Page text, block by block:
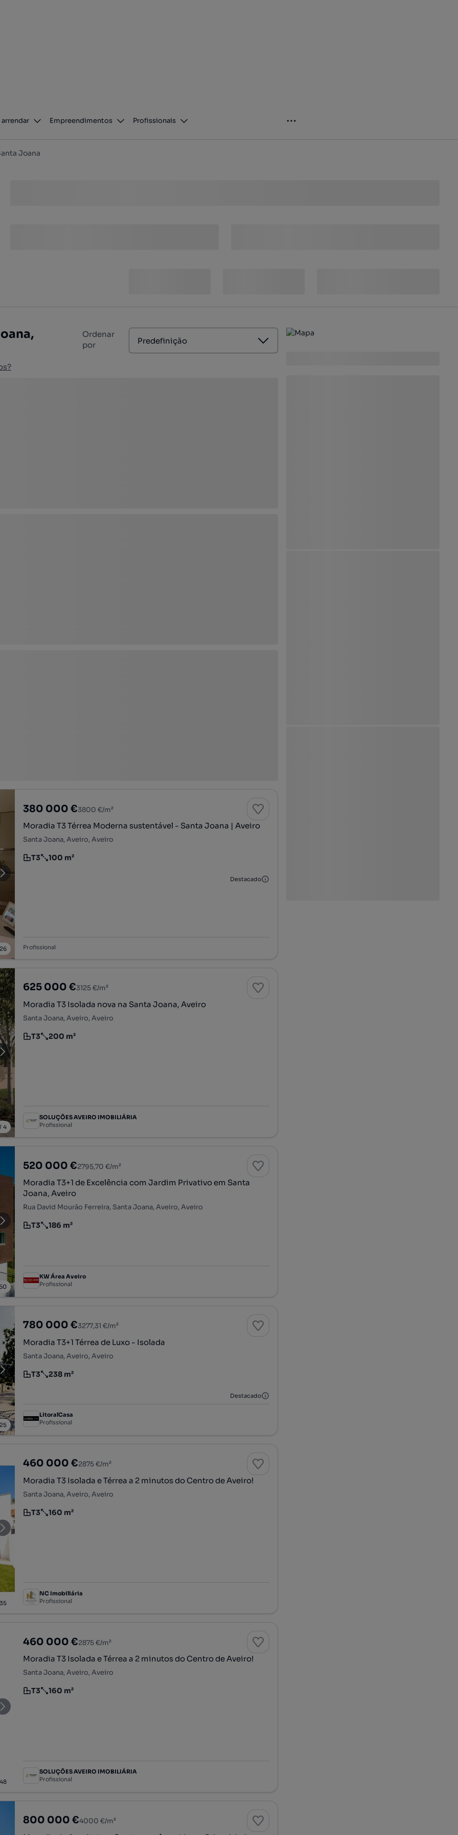
arrendar Empreendimentos Profissionais
Joana
Ordenar
por
Predefinição
26
380 000 €3800 €/m²
Moradia T3 Térrea Moderna sustentável - Santa Joana | Aveiro
Santa Joana, Aveiro, Aveiro
Tipologia
T3
Preço por metro quadrado
100 m²
Destacado
Profissional
4
625 000 €3125 €/m²
Moradia T3 Isolada nova na Santa Joana, Aveiro
Santa Joana, Aveiro, Aveiro
Tipologia
T3
Preço por metro quadrado
200 m²
SOLUÇÕES AVEIRO IMOBILIÁRIA
Profissional
520 000 €2795,70 €/m²
Moradia T3+1 de Excelência com Jardim Privativo em Santa
Joana, Aveiro
Rua David Mourão Ferreira, Santa Joana, Aveiro, Aveiro
Tipologia
T3
Preço por metro quadrado
186 m²
KW Área Aveiro
Profissional
25
780 000 €3277,31 €/m²
Moradia T3+1 Térrea de Luxo - Isolada
Santa Joana, Aveiro, Aveiro
Tipologia
T3
Preço por metro quadrado
238 m²
Destacado
LitoralCasa
Profissional
35
460 000 €2875 €/m²
Moradia T3 Isolada e Térrea a 2 minutos do Centro de Aveiro!
Santa Joana, Aveiro, Aveiro
Tipologia
T3
Preço por metro quadrado
160 m²
NC Imobiliária
Profissional
48
460 000 €2875 €/m²
Moradia T3 Isolada e Térrea a 2 minutos do Centro de Aveiro!
Santa Joana, Aveiro, Aveiro
Tipologia
T3
Preço por metro quadrado
160 m²
SOLUÇÕES AVEIRO IMOBILIÁRIA
Profissional
800 000 €4000 €/m²